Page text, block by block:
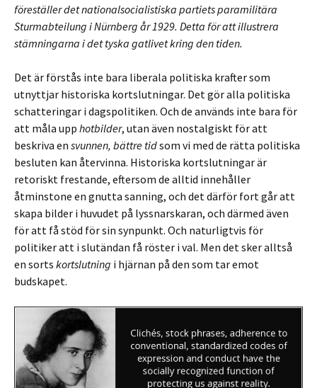
föreställer det nationalsocialistiska partiets paramilitära
Sturmabteilung i Nürnberg år 1929. Detta för att illustrera
stämningarna i det tyska gatlivet kring den tiden.
Det är förstås inte bara liberala politiska krafter som
utnyttjar historiska kortslutningar. Det gör alla politiska
schatteringar i dagspolitiken. Och de används inte bara för
att måla upp hotbilder, utan även nostalgiskt för att
beskriva en svunnen, bättre tidsom vi med de rätta politiska
besluten kan återvinna. Historiska kortslutningar är
retoriskt frestande, eftersom de alltid innehåller
åtminstone en gnutta sanning, och det därför fort går att
skapa bilder i huvudet på lyssnarskaran, och därmed även
för att få stöd för sin synpunkt. Och naturligtvis för
politiker att i slutändan få röster i val. Men det sker alltså
en sorts kortslutning i hjärnan på den som tar emot
budskapet.